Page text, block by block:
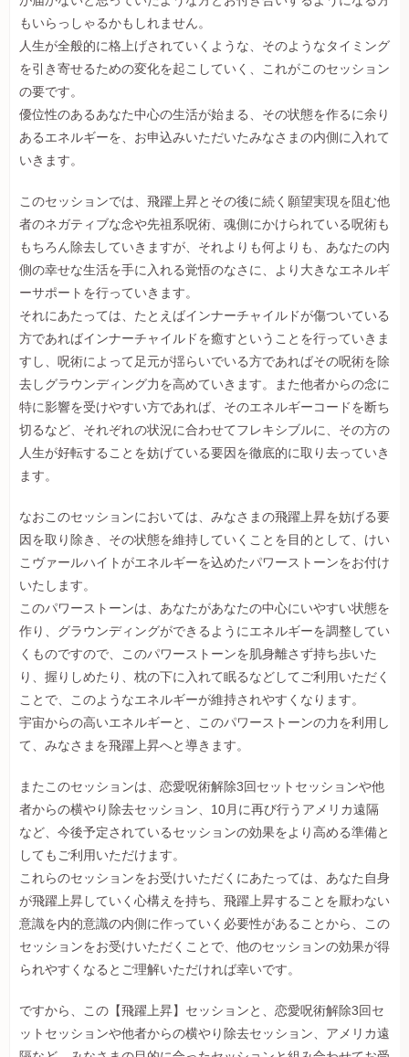
もいらっしゃるかもしれません。
人生が全般的に格上げされていくような、そのようなタイミング
を引き寄せるための変化を起こしていく、これがこのセッション
の要です。
優位性のあるあなた中心の生活が始まる、その状態を作るに余り
あるエネルギーを、お申込みいただいたみなさまの内側に入れて
いきます。
このセッションでは、飛躍上昇とその後に続く願望実現を阻む他
者のネガティブな念や先祖系呪術、魂側にかけられている呪術も
もちろん除去していきますが、それよりも何よりも、あなたの内
側の幸せな生活を手に入れる覚悟のなさに、より大きなエネルギ
ーサポートを行っていきます。
それにあたっては、たとえばインナーチャイルドが傷ついている
方であればインナーチャイルドを癒すということを行っていきま
すし、呪術によって足元が揺らいでいる方であればその呪術を除
去しグラウンディング力を高めていきます。また他者からの念に
特に影響を受けやすい方であれば、そのエネルギーコードを断ち
切るなど、それぞれの状況に合わせてフレキシブルに、その方の
人生が好転することを妨げている要因を徹底的に取り去っていき
ます。
なおこのセッションにおいては、みなさまの飛躍上昇を妨げる要
因を取り除き、その状態を維持していくことを目的として、けい
こヴァールハイトがエネルギーを込めたパワーストーンをお付け
いたします。
このパワーストーンは、あなたがあなたの中心にいやすい状態を
作り、グラウンディングができるようにエネルギーを調整してい
くものですので、このパワーストーンを肌身離さず持ち歩いた
り、握りしめたり、枕の下に入れて眠るなどしてご利用いただく
ことで、このようなエネルギーが維持されやすくなります。
宇宙からの高いエネルギーと、このパワーストーンの力を利用し
て、みなさまを飛躍上昇へと導きます。
またこのセッションは、恋愛呪術解除3回セットセッションや他
者からの横やり除去セッション、10月に再び行うアメリカ遠隔
など、今後予定されているセッションの効果をより高める準備と
してもご利用いただけます。
これらのセッションをお受けいただくにあたっては、あなた自身
が飛躍上昇していく心構えを持ち、飛躍上昇することを厭わない
意識を内的意識の内側に作っていく必要性があることから、この
セッションをお受けいただくことで、他のセッションの効果が得
られやすくなるとご理解いただければ幸いです。
ですから、この【飛躍上昇】セッションと、恋愛呪術解除3回セ
ットセッションや他者からの横やり除去セッション、アメリカ遠